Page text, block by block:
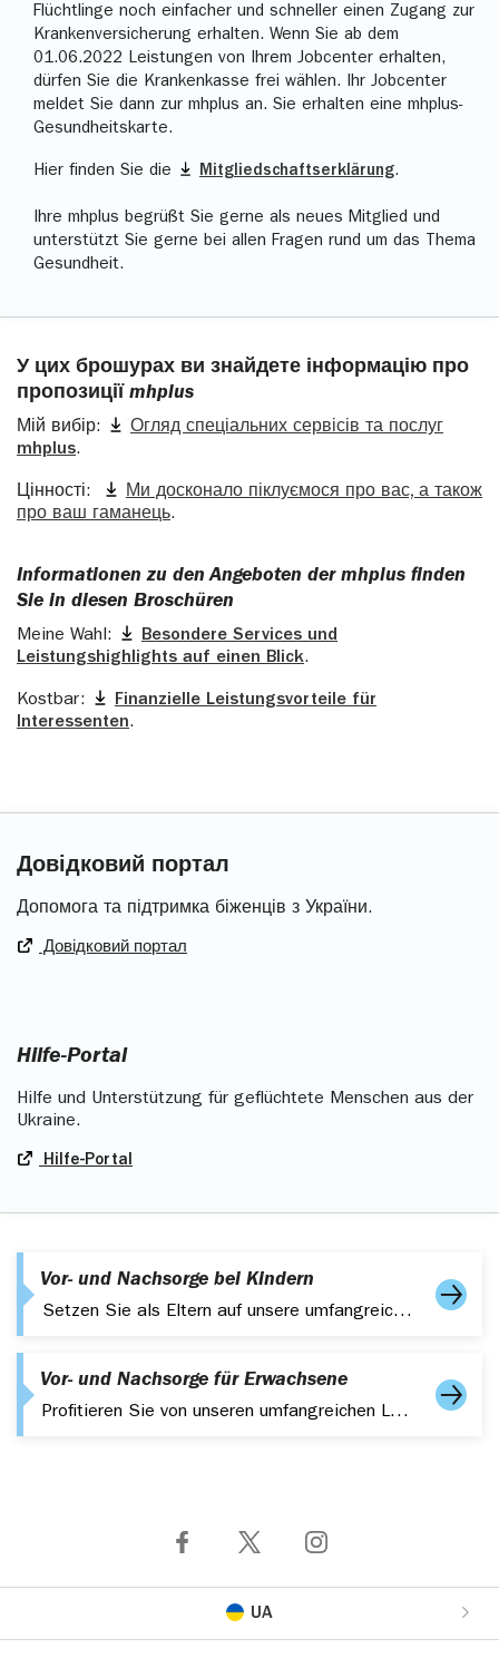
Flüchtlinge noch einfacher und schneller einen Zugang zur
Krankenversicherung erhalten. Wenn Sie ab dem
01.06.2022 Leistungen von Ihrem Jobcenter erhalten,
dürfen Sie die Krankenkasse frei wählen. Ihr Jobcenter
meldet Sie dann zur mhplus an. Sie erhalten eine mhplus-
Gesundheitskarte.
Hier finden Sie die Mitgliedschaftserklärung.
Ihre mhplus begrüßt Sie gerne als neues Mitglied und
unterstützt Sie gerne bei allen Fragen rund um das Thema
Gesundheit.
У цих брошурах ви знайдете інформацію про
пропозиції mhplus
Мій вибір:
Огляд спеціальних сервісів та послуг
mhplus.
Цінності:
Ми досконало піклуємося про вас, а також
про ваш гаманець.
Informationen zu den Angeboten der mhplus finden
Sie in diesen ­Broschüren
Meine Wahl:
Besondere Services und
Leistungshighlights auf einen Blick.
Kostbar:
Finanzielle Leistungsvorteile für
Interessenten.
Довідковий портал
Допомога та підтримка біженців з України.
Довідковий портал
Hilfe-Portal
Hilfe und Unterstützung für geflüchtete Menschen aus der
Ukraine.
Hilfe-Portal
Vor- und Nachsorge bei Kindern
Setzen Sie als Eltern auf unsere umfangreichen Leistungen zur Vor- und für Ihre Kinder.
Vor- und Nachsorge für Erwachsene
Profitieren Sie von unseren umfangreichen Leistungen zur Vor- und Nachsorge für Erwachsene. Für ein gesundes und fittes Leben.
UA